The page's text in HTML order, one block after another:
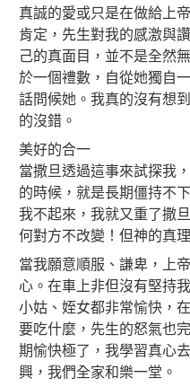
真誠的愛或只是在做給上
肯定，先生對我的感激與
己的真面目，並不是全然
於一個禮數，自從她獨自
話問候她。我真的沒有想
的沒錯。
美好的合一
當撒旦透過這事來試探我
的時候，就是長期僵持不
我不起來，我就又重了撒
何對方不改變！但神的真
當我願意順服、謙卑，上
心。在車上非但沒有堅持
小姑、姪女都非常愉快，
要吃什麼，先生的怒氣也
期愉快極了，我學習真心
興，我們全家和樂一堂。